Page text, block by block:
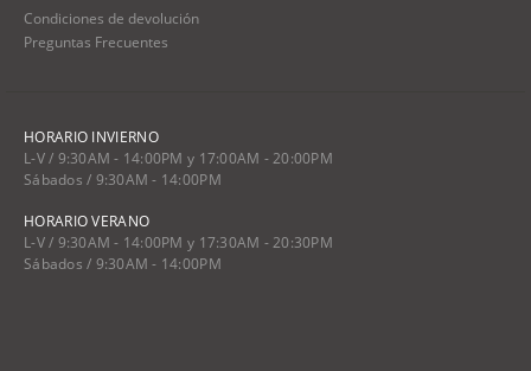
Condiciones de devolución
Preguntas Frecuentes
HORARIO INVIERNO
L-V / 9:30AM - 14:00PM y 17:00AM - 20:00PM
Sábados / 9:30AM - 14:00PM
HORARIO VERANO
L-V / 9:30AM - 14:00PM y 17:30AM - 20:30PM
Sábados / 9:30AM - 14:00PM